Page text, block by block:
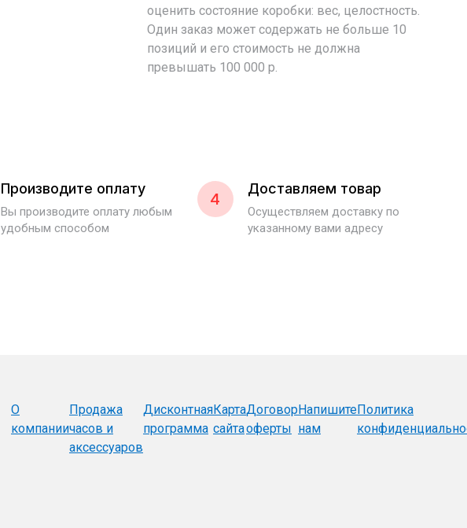
оценить состояние коробки: вес, целостность.
Один заказ может содержать не больше 10
позиций и его стоимость не должна
превышать 100 000 р.
Производите оплату
Вы производите оплату любым
удобным способом
4
Доставляем товар
Осуществляем доставку по
указанному вами адресу
О
компании
Продажа
часов и
аксессуаров
Дисконтная
программа
Карта
сайта
Договор
оферты
Напишите
нам
Политика